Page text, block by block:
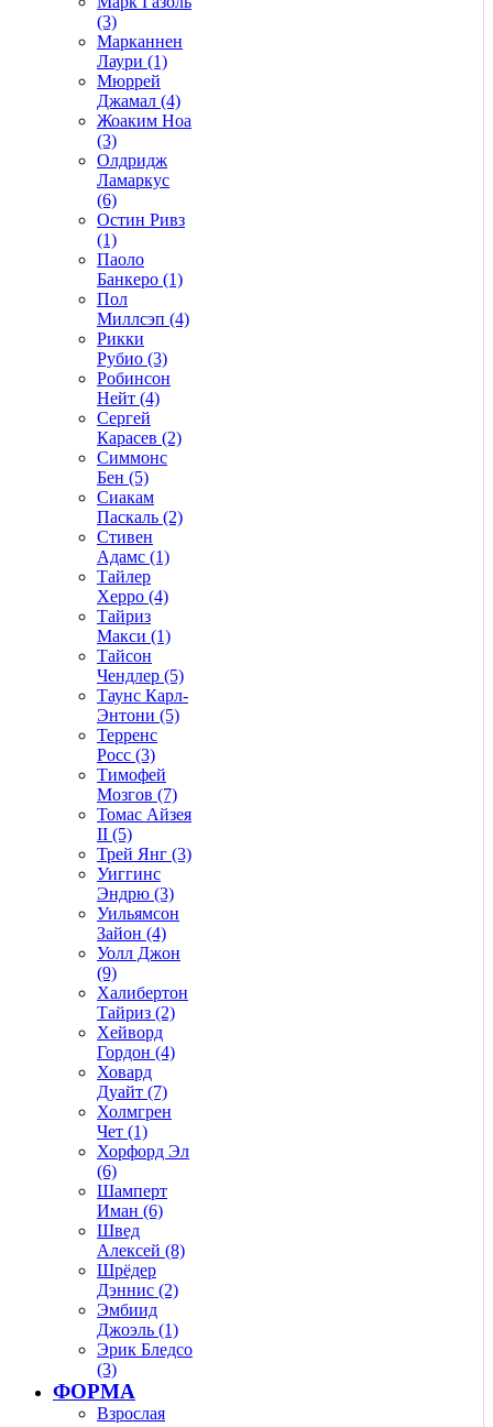
(3)
Марканнен
Лаури (1)
Мюррей
Джамал (4)
Жоаким Ноа
(3)
Олдридж
Ламаркус
(6)
Остин Ривз
(1)
Паоло
Банкеро (1)
Пол
Миллсэп (4)
Рикки
Рубио (3)
Робинсон
Нейт (4)
Сергей
Карасев (2)
Симмонс
Бен (5)
Сиакам
Паскаль (2)
Стивен
Адамс (1)
Тайлер
Херро (4)
Тайриз
Макси (1)
Тайсон
Чендлер (5)
Таунс Карл-
Энтони (5)
Терренс
Росс (3)
Тимофей
Мозгов (7)
Томас Айзея
II (5)
Трей Янг (3)
Уиггинс
Эндрю (3)
Уильямсон
Зайон (4)
Уолл Джон
(9)
Халибертон
Тайриз (2)
Хейворд
Гордон (4)
Ховард
Дуайт (7)
Холмгрен
Чет (1)
Хорфорд Эл
(6)
Шамперт
Иман (6)
Швед
Алексей (8)
Шрёдер
Дэннис (2)
Эмбиид
Джоэль (1)
Эрик Бледсо
(3)
ФОРМА
Взрослая